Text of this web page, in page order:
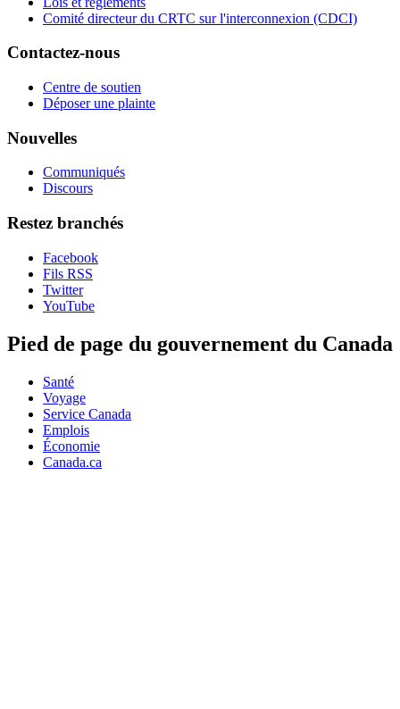
Comité directeur du CRTC sur l'interconnexion (CDCI)
Contactez-nous
Centre de soutien
Déposer une plainte
Nouvelles
Communiqués
Discours
Restez branchés
Facebook
Fils RSS
Twitter
YouTube
Pied de page du gouvernement du Canada
Santé
Voyage
Service Canada
Emplois
Économie
Canada.ca